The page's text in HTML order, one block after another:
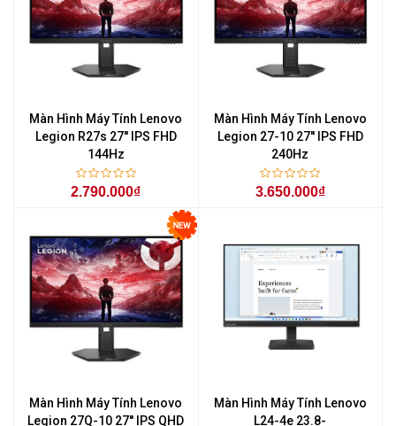
Màn Hình Máy Tính Lenovo
Legion R27s 27'' IPS FHD
144Hz
2.790.000₫
Màn Hình Máy Tính Lenovo
Legion 27-10 27'' IPS FHD
240Hz
3.650.000₫
Màn Hình Máy Tính Lenovo
Legion 27Q-10 27'' IPS QHD
Màn Hình Máy Tính Lenovo
L24-4e 23.8-